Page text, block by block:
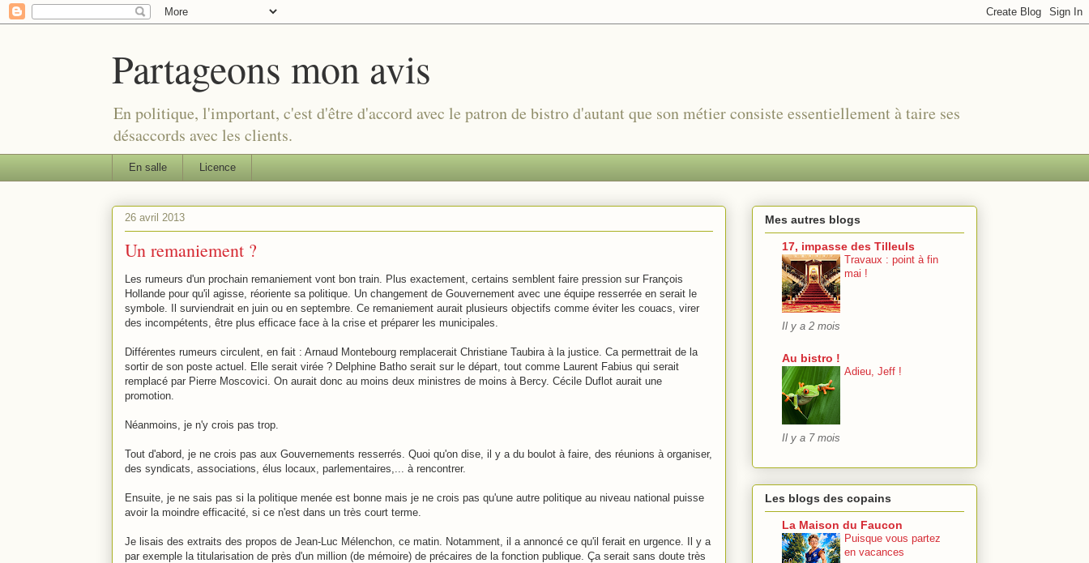
Partageons mon avis
En politique, l'important, c'est d'être d'accord avec le patron de bistro d'autant que son métier consiste essentiellement à taire ses
désaccords avec les clients.
En salle Licence
26 avril 2013
Un remaniement ?
Les rumeurs d'un prochain remaniement vont bon train. Plus exactement, certains semblent faire pression sur François
Hollande pour qu'il agisse, réoriente sa politique. Un changement de Gouvernement avec une équipe resserrée en serait le
symbole. Il surviendrait en juin ou en septembre. Ce remaniement aurait plusieurs objectifs comme éviter les couacs, virer
des incompétents, être plus efficace face à la crise et préparer les municipales.
Différentes rumeurs circulent, en fait : Arnaud Montebourg remplacerait Christiane Taubira à la justice. Ca permettrait de la
sortir de son poste actuel. Elle serait virée ? Delphine Batho serait sur le départ, tout comme Laurent Fabius qui serait
remplacé par Pierre Moscovici. On aurait donc au moins deux ministres de moins à Bercy. Cécile Duflot aurait une
promotion.
Néanmoins, je n'y crois pas trop.
Tout d'abord, je ne crois pas aux Gouvernements resserrés. Quoi qu'on dise, il y a du boulot à faire, des réunions à organiser,
des syndicats, associations, élus locaux, parlementaires,... à rencontrer.
Ensuite, je ne sais pas si la politique menée est bonne mais je ne crois pas qu'une autre politique au niveau national puisse
avoir la moindre efficacité, si ce n'est dans un très court terme.
Je lisais des extraits des propos de Jean-Luc Mélenchon, ce matin. Notamment, il a annoncé ce qu'il ferait en urgence. Il y a
par exemple la titularisation de près d'un million (de mémoire) de précaires de la fonction publique. Ça serait sans doute très
Mes autres blogs
17, impasse des Tilleuls
Travaux : point à fin
mai !
Il y a 2 mois
Au bistro !
Adieu, Jeff !
Il y a 7 mois
Les blogs des copains
La Maison du Faucon
Puisque vous partez
en vacances